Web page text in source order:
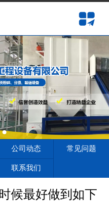
关于我们
产品展示
公司动态
常见问题
应用案例
在线留言
联系我们
公司动态 常见问题
联系我们
候最好做到如下